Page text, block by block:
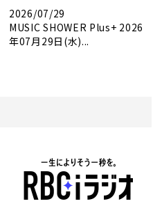
2026/07/29
MUSIC SHOWER Plus+ 2026
年07月29日(水)...